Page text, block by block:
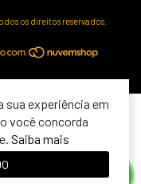
os direitos reservados.
sua experiência em
você concorda
Saiba mais